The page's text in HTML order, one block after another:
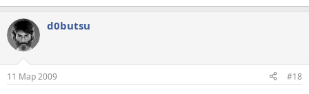
d0butsu
11 Мар 2009 #18